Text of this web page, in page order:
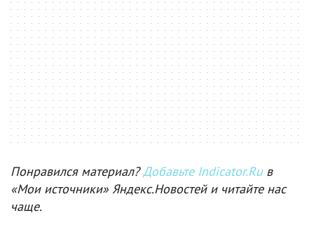
Понравился материал?Добавьте Indicator.Ruв
«Мои источники» Яндекс.Новостей и читайте нас
чаще.